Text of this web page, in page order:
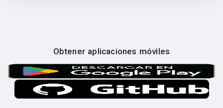
Obtener aplicaciones móviles